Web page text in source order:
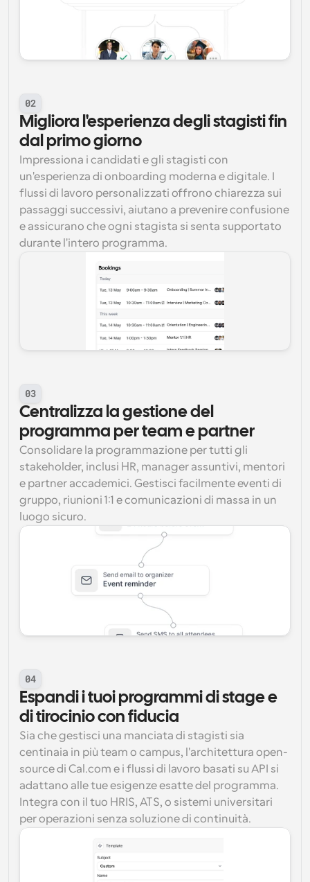
02
Migliora l'esperienza degli stagisti fin
dal primo giorno
Impressiona i candidati e gli stagisti con
un'esperienza di onboarding moderna e digitale. I
flussi di lavoro personalizzati offrono chiarezza sui
passaggi successivi, aiutano a prevenire confusione
e assicurano che ogni stagista si senta supportato
durante l'intero programma.
03
Centralizza la gestione del
programma per team e partner
Consolidare la programmazione per tutti gli
stakeholder, inclusi HR, manager assuntivi, mentori
e partner accademici. Gestisci facilmente eventi di
gruppo, riunioni 1:1 e comunicazioni di massa in un
luogo sicuro.
04
Espandi i tuoi programmi di stage e
di tirocinio con fiducia
Sia che gestisci una manciata di stagisti sia
centinaia in più team o campus, l'architettura open-
source di Cal.com e i flussi di lavoro basati su API si
adattano alle tue esigenze esatte del programma.
Integra con il tuo HRIS, ATS, o sistemi universitari
per operazioni senza soluzione di continuità.